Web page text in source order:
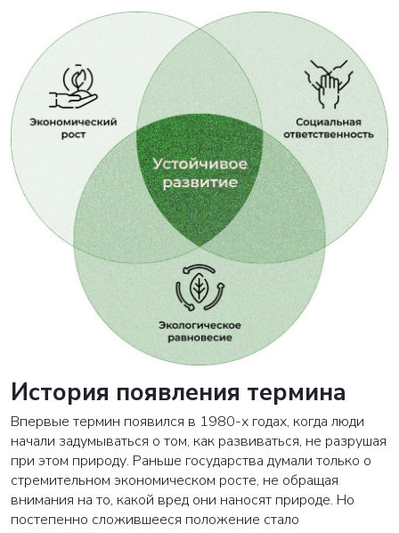
История появления термина
Впервые термин появился в 1980-х годах, когда люди
начали задумываться о том, как развиваться, не разрушая
при этом природу. Раньше государства думали только о
стремительном экономическом росте, не обращая
внимания на то, какой вред они наносят природе. Но
постепенно сложившееся положение стало